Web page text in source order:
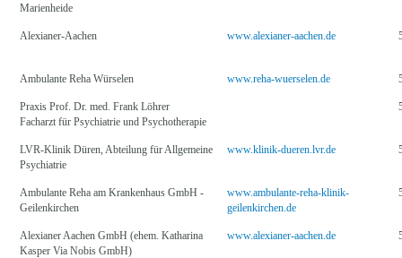
Marienheide
Alexianer-Aachen www.alexianer-aachen.de
Ambulante Reha Würselen www.reha-wuerselen.de
Praxis Prof. Dr. med. Frank Löhrer
Facharzt für Psychiatrie und Psychotherapie
LVR-Klinik Düren, Abteilung für Allgemeine
Psychiatrie
www.klinik-dueren.lvr.de
Ambulante Reha am Krankenhaus GmbH -
Geilenkirchen
www.ambulante-reha-klinik-
geilenkirchen.de
Alexianer Aachen GmbH (ehem. Katharina
Kasper Via Nobis GmbH)
www.alexianer-aachen.de